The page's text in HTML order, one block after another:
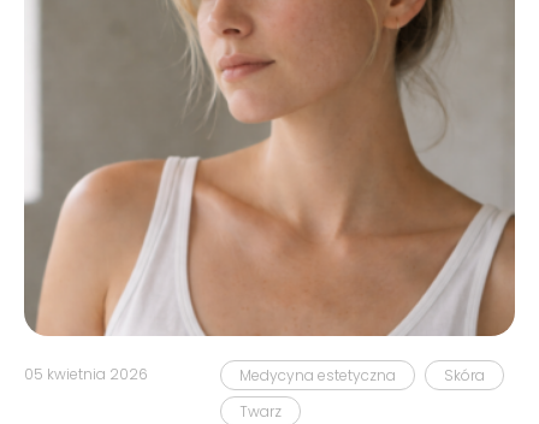
Medycyna estetyczna
Skóra
Twarz
05 kwietnia 2026